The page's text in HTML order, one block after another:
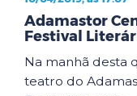
Adamastor
Festival
Na manhã desta
teatro do